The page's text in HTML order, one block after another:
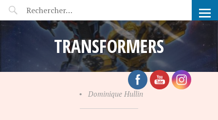
POP-UP FÉERIE
TRANSFORMERS
• Dominique Hullin